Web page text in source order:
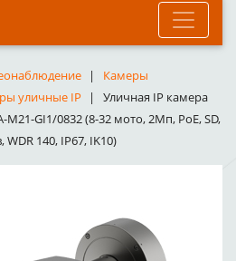
Камеры
уличные IP
Уличная IP камера
GI1/0832 (8-32 мото, 2Мп, PoE, SD,
140, IP67, IK10)